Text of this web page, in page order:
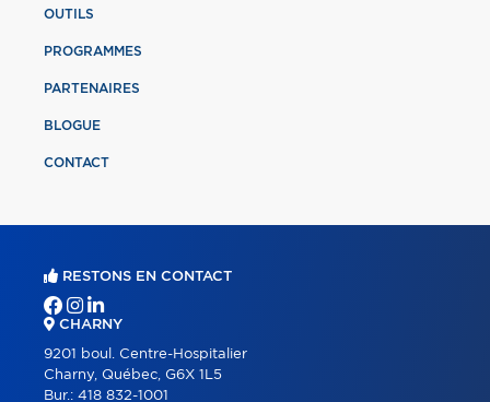
OUTILS
PROGRAMMES
PARTENAIRES
BLOGUE
CONTACT
RESTONS EN CONTACT
CHARNY
9201 boul. Centre-Hospitalier
Charny, Québec, G6X 1L5
Bur.: 418 832-1001